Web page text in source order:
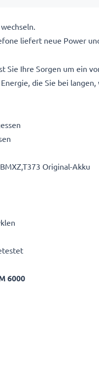
liefert neue Power
Sie Ihre Sorgen um ein
die Sie bei
Original-Akku
6000